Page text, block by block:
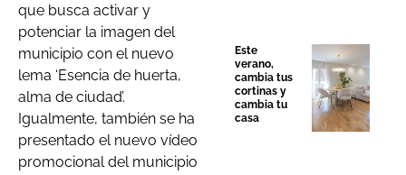
que busca activar y
potenciar la imagen del
municipio con el nuevo
lema ‘Esencia de huerta,
alma de ciudad’.
Igualmente, también se ha
presentado el nuevo vídeo
promocional del municipio
Este
verano,
cambia tus
cortinas y
cambia tu
casa